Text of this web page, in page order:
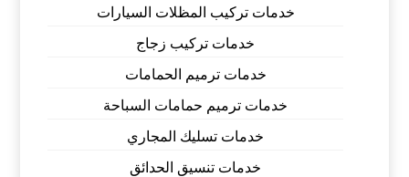
خدمات تركيب المظلات السيارات
خدمات تركيب زجاج
خدمات ترميم الحمامات
خدمات ترميم حمامات السباحة
خدمات تسليك المجاري
خدمات تنسيق الحدائق